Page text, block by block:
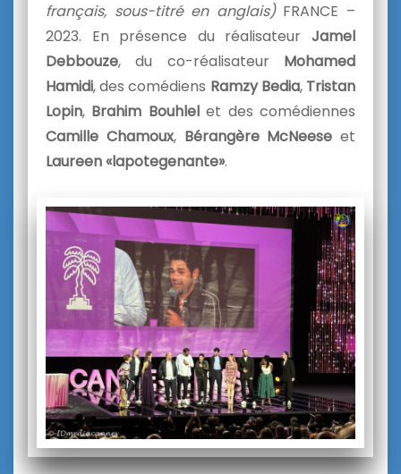
français, sous-titré en anglais) FRANCE –
2023. En présence du réalisateur Jamel
Debbouze, du co-réalisateur Mohamed
Hamidi, des comédiens Ramzy Bedia, Tristan
Lopin, Brahim Bouhlelet des comédiennes
Camille Chamoux, Bérangère McNeese et
Laureen «lapotegenante».